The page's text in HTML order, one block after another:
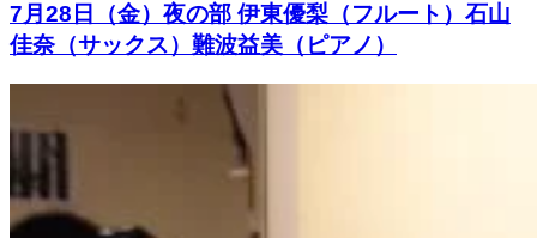
7月28日（金）夜の部 伊東優梨（フルート）石山
佳奈（サックス）難波益美（ピアノ）